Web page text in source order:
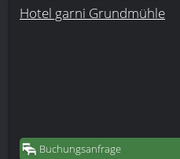
Hotel garni Grundmühle
Buchungsanfrage